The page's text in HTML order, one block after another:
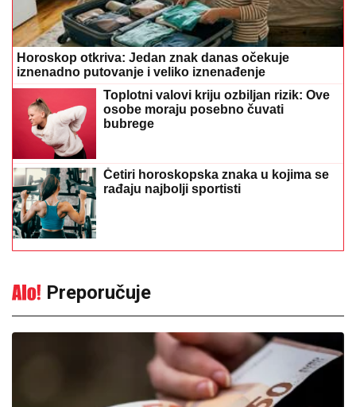
Horoskop otkriva: Jedan znak danas očekuje
iznenadno putovanje i veliko iznenađenje
Toplotni valovi kriju ozbiljan rizik: Ove
osobe moraju posebno čuvati
bubrege
Četiri horoskopska znaka u kojima se
rađaju najbolji sportisti
Preporučuje